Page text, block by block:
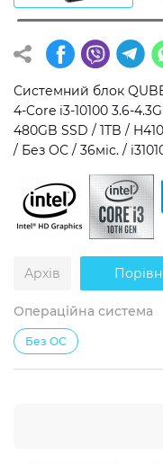
Операційна
Windows 11 Home
Windows 11 Pro
Без ОС
Додатково
RGB-
Розблокований
Надшвидкий M.2
Системний блок
4-Core i3-10100 3.6-
480GB SSD / 1TB /
/ Без ОС / 36міс. /
Архів
Операційна система
Без ОС